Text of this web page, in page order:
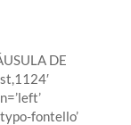
DE
fontello’